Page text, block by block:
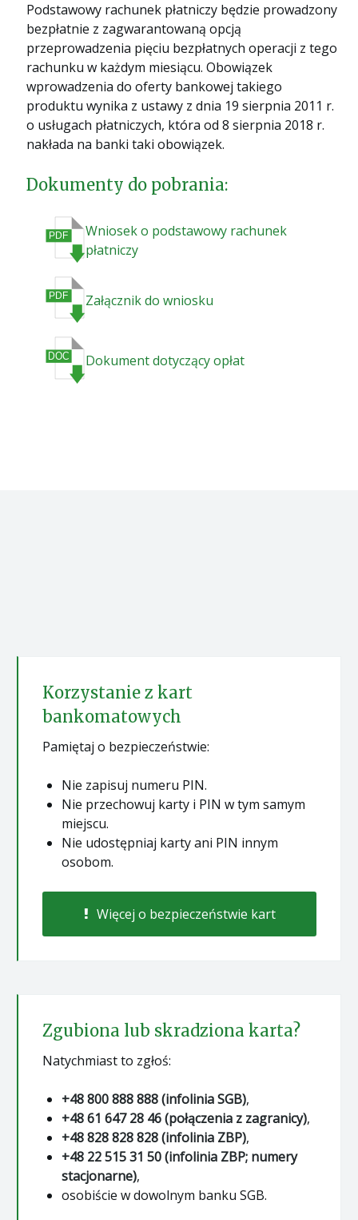
Podstawowy rachunek płatniczy będzie prowadzony
bezpłatnie z zagwarantowaną opcją
przeprowadzenia pięciu bezpłatnych operacji z tego
rachunku w każdym miesiącu. Obowiązek
wprowadzenia do oferty bankowej takiego
produktu wynika z ustawy z dnia 19 sierpnia 2011 r.
o usługach płatniczych, która od 8 sierpnia 2018 r.
nakłada na banki taki obowiązek.
Dokumenty do pobrania:
Wniosek o podstawowy rachunek
płatniczy
Załącznik do wniosku
Dokument dotyczący opłat
Korzystanie z kart
bankomatowych
Pamiętaj o bezpieczeństwie:
Nie zapisuj numeru PIN.
Nie przechowuj karty i PIN w tym samym
miejscu.
Nie udostępniaj karty ani PIN innym
osobom.
Więcej o bezpieczeństwie kart
Zgubiona lub skradziona karta?
Natychmiast to zgłoś:
+48 800 888 888 (infolinia SGB),
+48 61 647 28 46 (połączenia z zagranicy),
+48 828 828 828 (infolinia ZBP),
+48 22 515 31 50 (infolinia ZBP; numery
stacjonarne),
osobiście w dowolnym banku SGB.